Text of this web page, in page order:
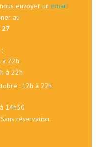
envoyer un email
au
27
à 22h
à 22h
: 12h à 22h
14h30
réservation.